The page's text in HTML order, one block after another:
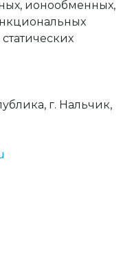
ионообменных,
г. Нальчик,